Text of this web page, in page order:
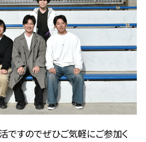
すのでぜひご気軽にご参加く